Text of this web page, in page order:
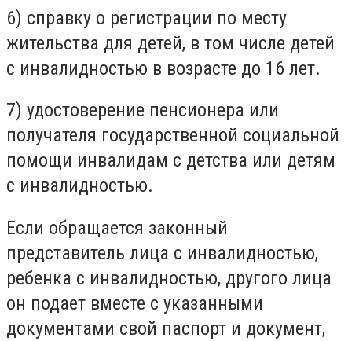
6) справку о регистрации по месту
жительства для детей, в том числе детей
с инвалидностью в возрасте до 16 лет.
7) удостоверение пенсионера или
получателя государственной социальной
помощи инвалидам с детства или детям
с инвалидностью.
Если обращается законный
представитель лица с инвалидностью,
ребенка с инвалидностью, другого лица
он подает вместе с указанными
документами свой паспорт и документ,